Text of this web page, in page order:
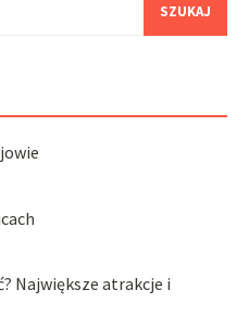
Największe atrakcje i